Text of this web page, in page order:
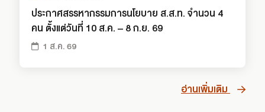
ประกาศสรรหากรรมการนโยบาย ส.ส.ท. จำนวน 4
คน ตั้งแต่วันที่ 10 ส.ค. – 8 ก.ย. 69
1 ส.ค. 69
อ่านเพิ่มเติม